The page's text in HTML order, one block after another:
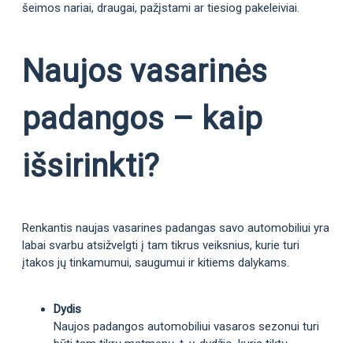
šeimos nariai, draugai, pažįstami ar tiesiog pakeleiviai.
Naujos vasarinės
padangos – kaip
išsirinkti?
Renkantis naujas vasarines padangas savo automobiliui yra
labai svarbu atsižvelgti į tam tikrus veiksnius, kurie turi
įtakos jų tinkamumui, saugumui ir kitiems dalykams.
Dydis
Naujos padangos automobiliui vasaros sezonui turi